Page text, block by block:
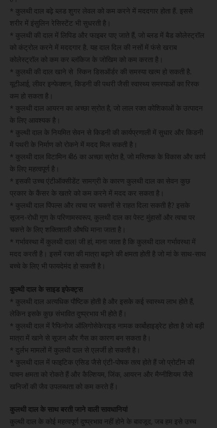
* कुलथी दाल बढ़े ब्लड शुगर लेवल को कम करने में मददगार होता हैं. इससे
शरीर में इंसुलिन रेसिस्टेंट भी सुधरती है।
* कुलथी की दाल में लिपिड और फाइबर पाए जाते हैं, जो ब्लड में बैड कोलेस्ट्रॉल
को कंट्रोल करने में मददगार है. यह दाल दिल की नसों में फंसे खराब
कोलेस्ट्रॉल को कम कर ब्लॉकेज के जोखिम को कम करता है।
* कुलथी की दाल खाने से स्किन डिसऑर्डर की समस्या खत्म हो सकती है.
यूटीआई, लीवर इन्फेक्शन, किडनी की पथरी जैसी स्वास्थ्य समस्याओं का रिस्क
कम हो सकता है।
* कुलथी दाल आयरन का अच्छा स्रोत है, जो लाल रक्त कोशिकाओं के उत्पादन
के लिए आवश्यक है।
* कुल्थी दाल के नियमित सेवन से किडनी की कार्यप्रणाली में सुधार और किडनी
में पथरी के निर्माण को रोकने में मदद मिल सकती है।
* कुलथी दाल विटामिन बी6 का अच्छा स्रोत है, जो मस्तिष्क के विकास और कार्य
के लिए महत्वपूर्ण है।
* इसकी उच्च एंटीऑक्सीडेंट सामग्री के कारण कुलथी दाल का सेवन कुछ
प्रकार के कैंसर के खतरे को कम करने में मदद कर सकता है।
* कुलथी दाल पिंपल्स और त्वचा पर चकत्तों से राहत दिला सकती है? इसके
सूजन-रोधी गुण के परिणामस्वरूप, कुलथी दाल का पेस्ट मुंहासों और त्वचा पर
चकत्ते के लिए शक्तिशाली औषधि माना जाता है।
* गर्भावस्था में कुलथी दाल! जी हां, माना जाता है कि कुलथी दाल गर्भावस्था में
मदद करती है। इसमें रक्त की मात्रा बढ़ाने की क्षमता होती है जो मां के साथ-साथ
बच्चे के लिए भी फायदेमंद हो सकती है।
कुल्थी दाल के साइड इफेक्ट्स
* कुलथी दाल अत्यधिक पौष्टिक होती है और इसके कई स्वास्थ्य लाभ होते हैं,
लेकिन इसके कुछ संभावित दुष्प्रभाव भी होते हैं।
* कुलथी दाल में रैफिनोज ऑलिगोसेकेराइड नामक कार्बोहाइड्रेट होता है जो बड़ी
मात्रा में खाने से सूजन और गैस का कारण बन सकता है।
* दुर्लभ मामलों में कुलथी दाल से एलर्जी हो सकती है।
* कुलथी दाल में फाइटिक एसिड जैसे एंटी-पोषक तत्व होते हैं जो प्रोटीन की
पाचन क्षमता को रोकते हैं और कैल्शियम, जिंक, आयरन और मैग्नीशियम जैसे
खनिजों की जैव उपलब्धता को कम करते हैं।
कुलथी दाल के साथ बरती जाने वाली सावधानियां
कुल्थी दाल के कोई महत्वपूर्ण दुष्प्रभाव नहीं होने के बावजूद, जब हम इसे उच्च